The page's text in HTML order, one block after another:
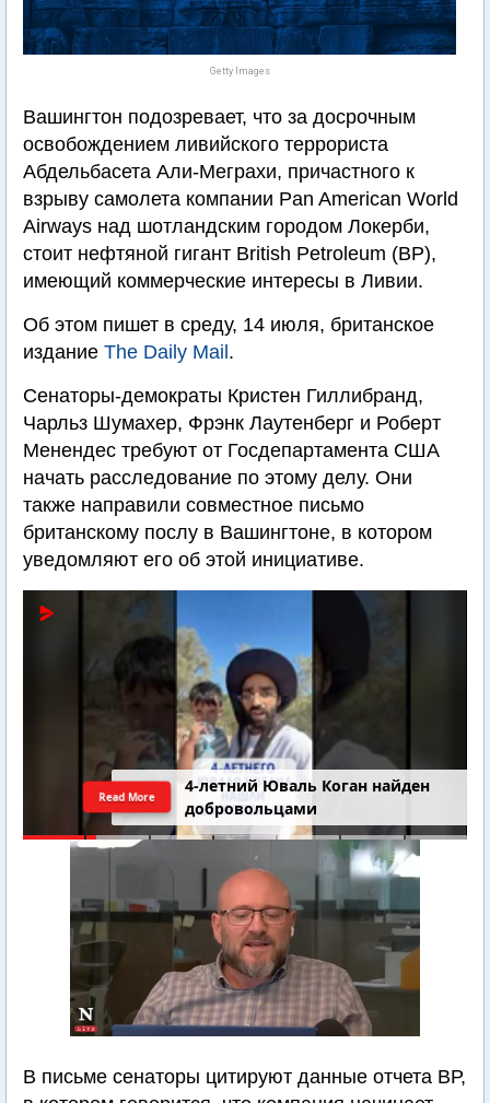
Getty Images
Вашингтон подозревает, что за досрочным
освобождением ливийского террориста
Абдельбасета Али-Меграхи, причастного к
взрыву самолета компании Pan American World
Airways над шотландским городом Локерби,
стоит нефтяной гигант British Petroleum (ВР),
имеющий коммерческие интересы в Ливии.
Об этом пишет в среду, 14 июля, британское
издание The Daily Mail .
Сенаторы-демократы Кристен Гиллибранд,
Чарльз Шумахер, Фрэнк Лаутенберг и Роберт
Менендес требуют от Госдепартамента США
начать расследование по этому делу. Они
также направили совместное письмо
британскому послу в Вашингтоне, в котором
уведомляют его об этой инициативе.
4-летний Юваль Коган найден
добровольцами
Read More
В письме сенаторы цитируют данные отчета ВР,